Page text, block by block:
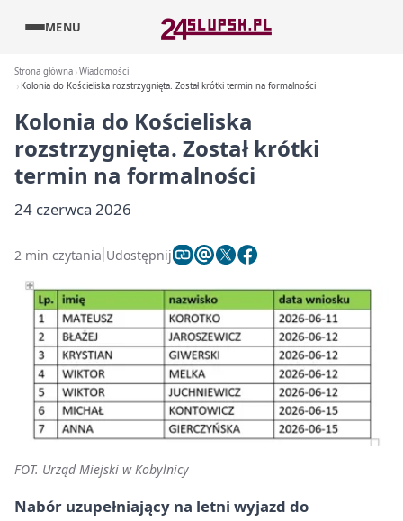
MENU
Strona główna Wiadomości
Kolonia do Kościeliska rozstrzygnięta. Został krótki termin na formalności
Kolonia do Kościeliska
rozstrzygnięta. Został krótki
termin na formalności
24 czerwca 2026
2 min czytania Udostępnij
FOT. Urząd Miejski w Kobylnicy
Nabór uzupełniający na letni wyjazd do